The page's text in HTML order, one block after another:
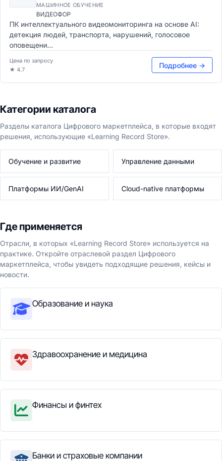
МАШИННОЕ ОБУЧЕНИЕ
ВИДЕОФОР
ПК интеллектуального видеомониторинга на основе AI:
детекция людей, транспорта, нарушений, голосовое
оповещени...
Цена по запросу
★ 4.7
Подробнее →
Категории каталога
Разделы каталога Цифрового маркетплейса, в которые входят
решения, использующие «Learning Record Store».
Обучение и развитие Управление данными
Платформы ИИ/GenAI Cloud-native платформы
Где применяется
Отрасли, в которых «Learning Record Store» используется на
практике. Откройте отраслевой раздел Цифрового
маркетплейса, чтобы увидеть подходящие решения, кейсы и
новости.
Образование и наука
Здравоохранение и медицина
Финансы и финтех
Банки и страховые компании